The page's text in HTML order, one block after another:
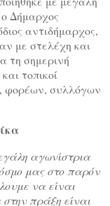
Δήμαρχος
αντιδήμαρχος,
με στελέχη και
τη σημερινή
τοπικοί
φορέων, συλλόγων
αγωνίστρια
μας στο παρόν
να είναι
πράξη είναι